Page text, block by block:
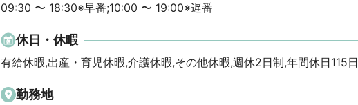
09:30 〜 18:30※早番;10:00 〜 19:00※遅番
休日・休暇
有給休暇,出産・育児休暇,介護休暇,その他休暇,週休2日制,年間休日115日
勤務地